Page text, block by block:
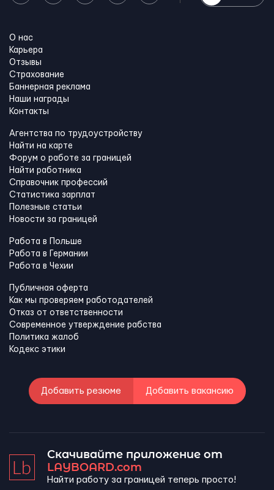
О нас
Карьера
Отзывы
Страхование
Баннерная реклама
Наши награды
Контакты
Агентства по трудоустройству
Найти на карте
Форум о работе за границей
Найти работника
Справочник профессий
Статистика зарплат
Полезные статьи
Новости за границей
Работа в Польше
Работа в Германии
Работа в Чехии
Публичная оферта
Как мы проверяем работодателей
Отказ от ответственности
Современное утверждение рабства
Политика жалоб
Кодекс этики
Добавить резюме Добавить вакансию
Скачивайте приложение от
LAYBOARD.com
Найти работу за границей теперь просто!